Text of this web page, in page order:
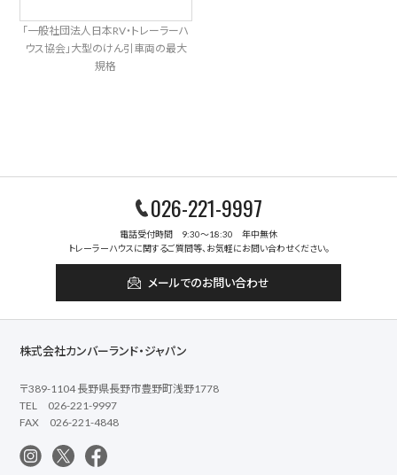
「一般社団法人日本RV・トレーラーハ
ウス協会」大型のけん引車両の最大
規格
026-221-9997
電話受付時間 9:30～18:30 年中無休
トレーラーハウスに関するご質問等、お気軽にお問い合わせください。
メールでのお問い合わせ
株式会社カンバーランド・ジャパン
〒389-1104 長野県長野市豊野町浅野1778
TEL 026-221-9997
FAX 026-221-4848